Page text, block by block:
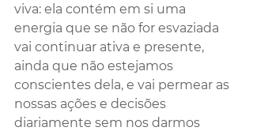
viva: ela contém em si uma
energia que se não for esvaziada
vai continuar ativa e presente,
ainda que não estejamos
conscientes dela, e vai permear as
nossas ações e decisões
diariamente sem nos darmos